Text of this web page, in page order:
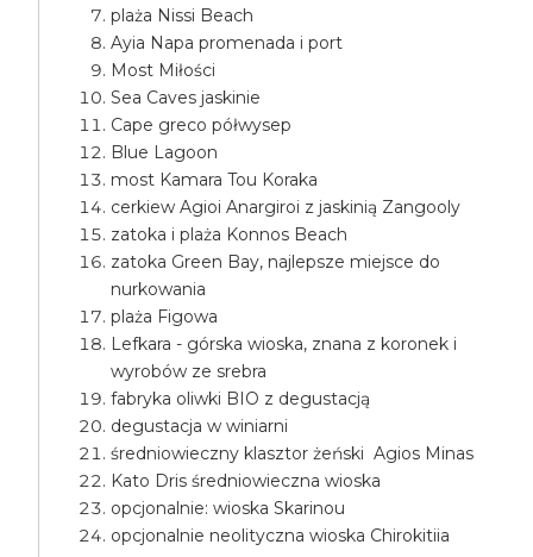
plaża Nissi Beach
Ayia Napa promenada i port
Most Miłości
Sea Caves jaskinie
Cape greco półwysep
Blue Lagoon
most Kamara Tou Koraka
cerkiew Agioi Anargiroi z jaskinią Zangooly
zatoka i plaża Konnos Beach
zatoka Green Bay, najlepsze miejsce do
nurkowania
plaża Figowa
Lefkara - górska wioska, znana z koronek i
wyrobów ze srebra
fabryka oliwki BIO z degustacją
degustacja w winiarni
średniowieczny klasztor żeński Agios Minas
Kato Dris średniowieczna wioska
opcjonalnie: wioska Skarinou
opcjonalnie neolityczna wioska Chirokitiia